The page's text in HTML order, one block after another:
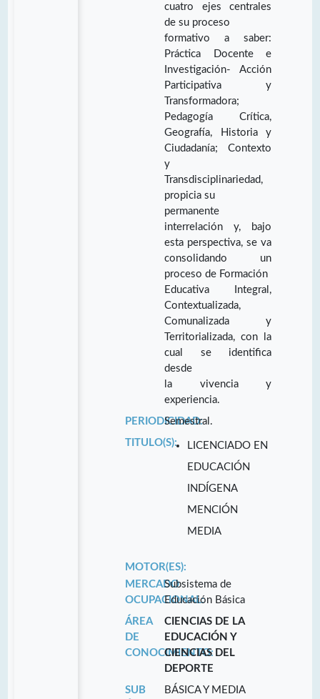
cuatro ejes centrales
de su proceso
formativo a saber:
Práctica Docente e
Investigación- Acción
Participativa y
Transformadora;
Pedagogía Crítica,
Geografía, Historia y
Ciudadanía; Contexto
y
Transdisciplinariedad,
propicia su
permanente
interrelación y, bajo
esta perspectiva, se va
consolidando un
proceso de Formación
Educativa Integral,
Contextualizada,
Comunalizada y
Territorializada, con la
cual se identifica
desde
la vivencia y
experiencia.
PERIODICIDAD:
Semestral.
TITULO(S):
LICENCIADO EN
EDUCACIÓN
INDÍGENA
MENCIÓN
MEDIA
MOTOR(ES):
MERCADO
OCUPACIONAL:
Subsistema de
Educación Básica
ÁREA
DE
CONOCIMIENTO:
CIENCIAS DE LA
EDUCACIÓN Y
CIENCIAS DEL
DEPORTE
SUB
BÁSICA Y MEDIA